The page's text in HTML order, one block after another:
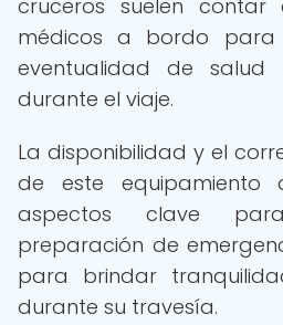
cruceros suelen contar
médicos a bordo para
eventualidad de salud
durante el viaje.
La disponibilidad y el
de este equipamiento
aspectos clave
preparación de
para brindar
durante su travesía.